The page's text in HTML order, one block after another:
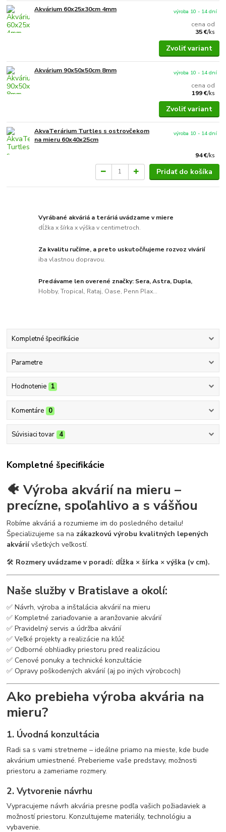
Akvárium 60x25x30cm 4mm
cena od
35 €/ks
výroba 10 - 14 dní
Zvoliť variant
Akvárium 90x50x50cm 8mm
cena od
199 €/ks
výroba 10 - 14 dní
Zvoliť variant
AkvaTerárium Turtles s ostrovčekom
na mieru 60x40x25cm
94 €/ks
výroba 10 - 14 dní
Pridať do košíka
Vyrábané akváriá a teráriá uvádzame v miere
dĺžka x šírka x výška v centimetroch.
Za kvalitu ručíme, a preto uskutočňujeme rozvoz vivárií
iba vlastnou dopravou.
Predávame len overené značky: Sera, Astra, Dupla,
Hobby, Tropical, Rataj, Oase, Penn Plax...
Kompletné špecifikácie
Parametre
Hodnotenie 1
Komentáre 0
Súvisiaci tovar 4
Kompletné špecifikácie
🐠 Výroba akvárií na mieru –
precízne, spoľahlivo a s vášňou
Robíme akváriá a rozumieme im do posledného detailu!
Špecializujeme sa na zákazkovú výrobu kvalitných lepených
akváriívšetkých veľkostí.
🛠 Rozmery uvádzame v poradí: dĺžka × šírka × výška (v cm).
Naše služby v Bratislave a okolí:
✅ Návrh, výroba a inštalácia akvárií na mieru
✅ Kompletné zariaďovanie a aranžovanie akvárií
✅ Pravidelný servis a údržba akvárií
✅ Veľké projekty a realizácie na kľúč
✅ Odborné obhliadky priestoru pred realizáciou
✅ Cenové ponuky a technické konzultácie
✅ Opravy poškodených akvárií (aj po iných výrobcoch)
Ako prebieha výroba akvária na
mieru?
1. Úvodná konzultácia
Radi sa s vami stretneme – ideálne priamo na mieste, kde bude
akvárium umiestnené. Preberieme vaše predstavy, možnosti
priestoru a zameriame rozmery.
2. Vytvorenie návrhu
Vypracujeme návrh akvária presne podľa vašich požiadaviek a
možností priestoru. Konzultujeme materiály, technológiu a
vybavenie.